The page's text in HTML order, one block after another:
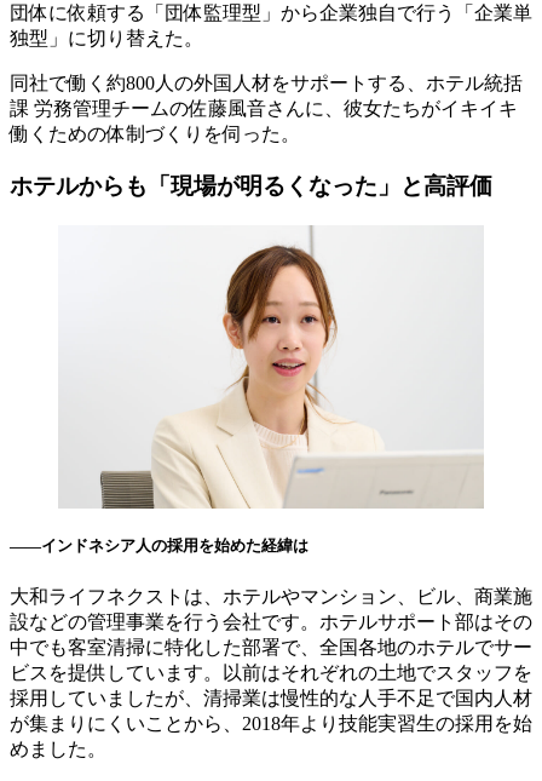
団体に依頼する「団体監理型」から企業独自で行う「企業単
独型」に切り替えた。
同社で働く約800人の外国人材をサポートする、ホテル統括
課 労務管理チームの佐藤風音さんに、彼女たちがイキイキ
働くための体制づくりを伺った。
ホテルからも「現場が明るくなった」と高評価
――インドネシア人の採用を始めた経緯は
大和ライフネクストは、ホテルやマンション、ビル、商業施
設などの管理事業を行う会社です。ホテルサポート部はその
中でも客室清掃に特化した部署で、全国各地のホテルでサー
ビスを提供しています。以前はそれぞれの土地でスタッフを
採用していましたが、清掃業は慢性的な人手不足で国内人材
が集まりにくいことから、2018年より技能実習生の採用を始
めました。